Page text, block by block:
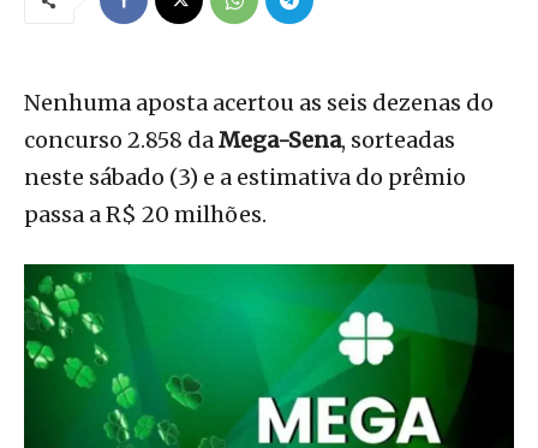
Nenhuma aposta acertou as seis dezenas do
concurso 2.858 daMega-Sena, sorteadas
neste sábado (3) e a estimativa do prêmio
passa a R$ 20 milhões.